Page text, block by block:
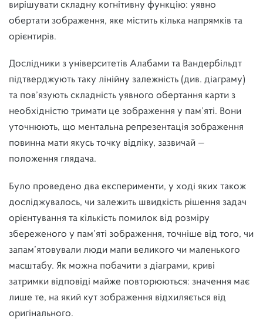
вирішувати складну когнітивну функцію: уявно
обертати зображення, яке містить кілька напрямків та
орієнтирів.
Дослідники з університетів Алабами та Вандербільдт
підтверджують таку лінійну залежність (див. діаграму)
та пов’язують складність уявного обертання карти з
необхідністю тримати це зображення у пам’яті. Вони
уточнюють, що ментальна репрезентація зображення
повинна мати якусь точку відліку, зазвичай —
положення глядача.
Було проведено два експерименти, у ході яких також
досліджувалось, чи залежить швидкість рішення задач
орієнтування та кількість помилок від розміру
збереженого у пам’яті зображення, точніше від того, чи
запам’ятовували люди мапи великого чи маленького
масштабу. Як можна побачити з діаграми, криві
затримки відповіді майже повторюються: значення має
лише те, на який кут зображення відхиляється від
оригінального.